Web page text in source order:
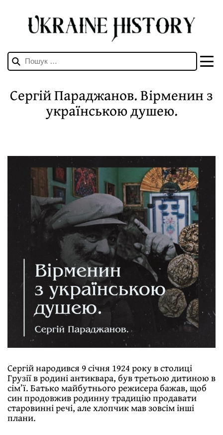
Пошук:
Сергій Параджанов. Вірменин з
українською душею.
Сергій народився 9 січня 1924 року в столиці
Грузії в родині антиквара, був третьою дитиною в
сім’ї. Батько майбутнього режисера бажав, щоб
син продовжив родинну традицію продавати
старовинні речі, але хлопчик мав зовсім інші
плани.